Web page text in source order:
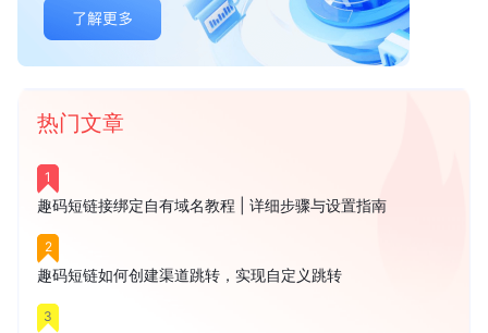
热门文章
1
趣码短链接绑定自有域名教程 | 详细步骤与设置指南
2
趣码短链如何创建渠道跳转，实现自定义跳转
3